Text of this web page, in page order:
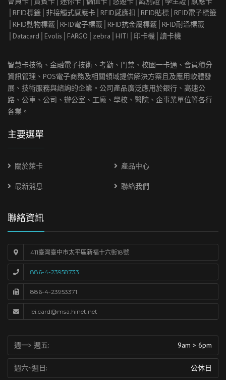
智慧卡技術、金融電子技術、考勤、門禁、校園一卡通、會員積分
資訊管理、 POS電子商務及相關領域提供解決方案且及應用軟體發
展、技術服務與諮詢的企業。公司產品廣泛應用於銀行、高速公
路、公車、公司、辦公室、工廠、學校、醫院、企事業單位等各行
各業。
主要選單
關於萊卡 產品中心
最新消息 聯絡我們
聯絡資訊
411臺灣臺中市太平區新福十六街18號
886-4-23958733
886-4-23953371
lei.card@msa.hinet.net
週一> 週五: 9am > 6pm
週六~週日: 公休日